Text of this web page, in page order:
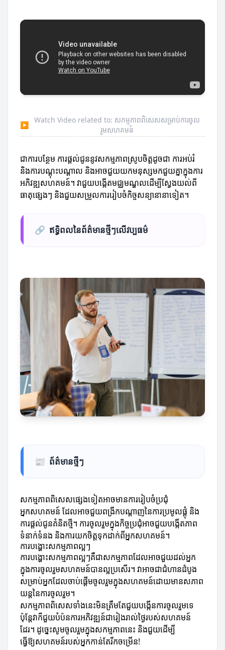
▶
Watch Video related to: សកម្មភាពពិសេសសម្រាប់ការចូល
រួមសហគមន៍
ជាការបន្ថែម ការផ្តល់ជូននូវសកម្មភាពស្រូបចិត្តដូចជា ការអប់រំ
និងការបណ្តុះបណ្តាល និងអាចជួយយកមនុស្សមកជួយគ្នាក្នុងការ
អភិវឌ្ឍសហគមន៍។ វាជួយបង្កើតមជ្ឈមណ្ឌលដើម្បីស្វែងយល់ពី
ធាតុផ្សេងៗ និងជួយសម្រួលការរៀបចំកិច្ចសន្យានានាទៀត។
🔗 ឥទ្ធិពលនៃព័ត៌មានថ្មីៗលើវប្បធម៌
📰 ព័ត៌មានថ្មីៗ
សកម្មភាពពិសេសផ្សេងទៀតអាចមានការរៀបចំប្រជុំ
អ្នកសហគមន៍ ដែលអាចជួយពង្រីកបណ្តាញនៃការប្រមូលផ្តុំ និង
ការផ្តល់ជូនគំនិតថ្មី។ ការចូលរួមក្នុងកិច្ចប្រជុំអាចជួយបង្កើតភាព
ទំនាក់ទំនង និងការយកចិត្តទុកដាក់ពីអ្នកសហគមន៍។
ការបង្ហោះសកម្មភាពល្អៗ
ការបង្ហោះសកម្មភាពល្អៗគឺជាសកម្មភាពដែលអាចជួយដល់អ្នក
ក្នុងការចូលរួមសហគមន៍បានល្អប្រសើរ។ វាអាចជាជំហានដំបូង
សម្រាប់អ្នកដែលចាប់ផ្តើមចូលរួមក្នុងសហគមន៍ដោយមានសភាព
យន្តនៃការចូលរួម។
សកម្មភាពពិសេសទាំងនេះមិនត្រឹមតែជួយបង្កើនការចូលរួមទេ
ប៉ុន្តែវាក៏ជួយបំប៉នការអភិវឌ្ឍន៍ជារៀងរាល់ថ្ងៃរបស់សហគមន៍
ដែរ។ ដូច្នេះសូមចូលរួមក្នុងសកម្មភាពនេះ និងជួយដើម្បី
ធ្វើឱ្យសហគមន៍របស់អ្នកកាន់តែរីកចម្រើន!